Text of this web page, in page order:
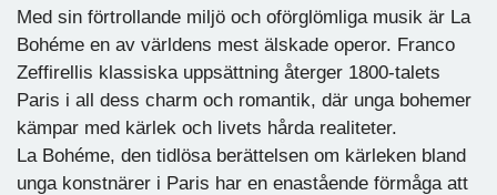
Med sin förtrollande miljö och oförglömliga musik är La
Bohéme en av världens mest älskade operor. Franco
Zeffirellis klassiska uppsättning återger 1800-talets
Paris i all dess charm och romantik, där unga bohemer
kämpar med kärlek och livets hårda realiteter.
La Bohéme, den tidlösa berättelsen om kärleken bland
unga konstnärer i Paris har en enastående förmåga att